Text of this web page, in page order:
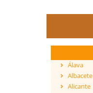
Álava
Albacete
Alicante